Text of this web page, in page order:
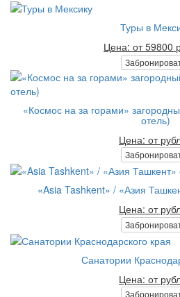
Туры в
Цена: от 59800
«Космос на за горами»
отель)
Цена: от
«Asia Tashkent» / «Азия
Цена: от
Санатории
Цена: от